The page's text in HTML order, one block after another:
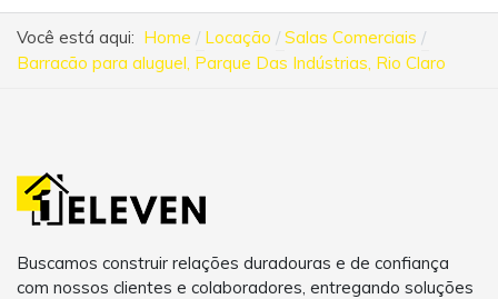
Você está aqui: Home Locação
Salas Comerciais
Barracão para aluguel, Parque Das Indústrias, Rio Claro
Buscamos construir relações duradouras e de confiança
com nossos clientes e colaboradores, entregando soluções